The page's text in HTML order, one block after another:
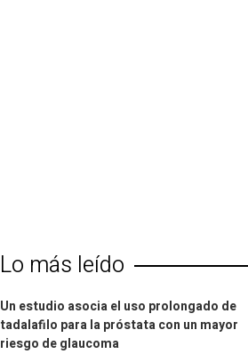
Lo más leído
Un estudio asocia el uso prolongado de
tadalafilo para la próstata con un mayor
riesgo de glaucoma